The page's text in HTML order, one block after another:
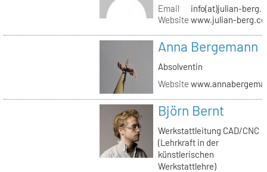
Email
info(at)julian-
Website www.julian-
Anna Bergemann
Absolventin
Website
Björn Bernt
Werkstattleitung CAD/CNC
(Lehrkraft in der
künstlerischen
Werkstattlehre)